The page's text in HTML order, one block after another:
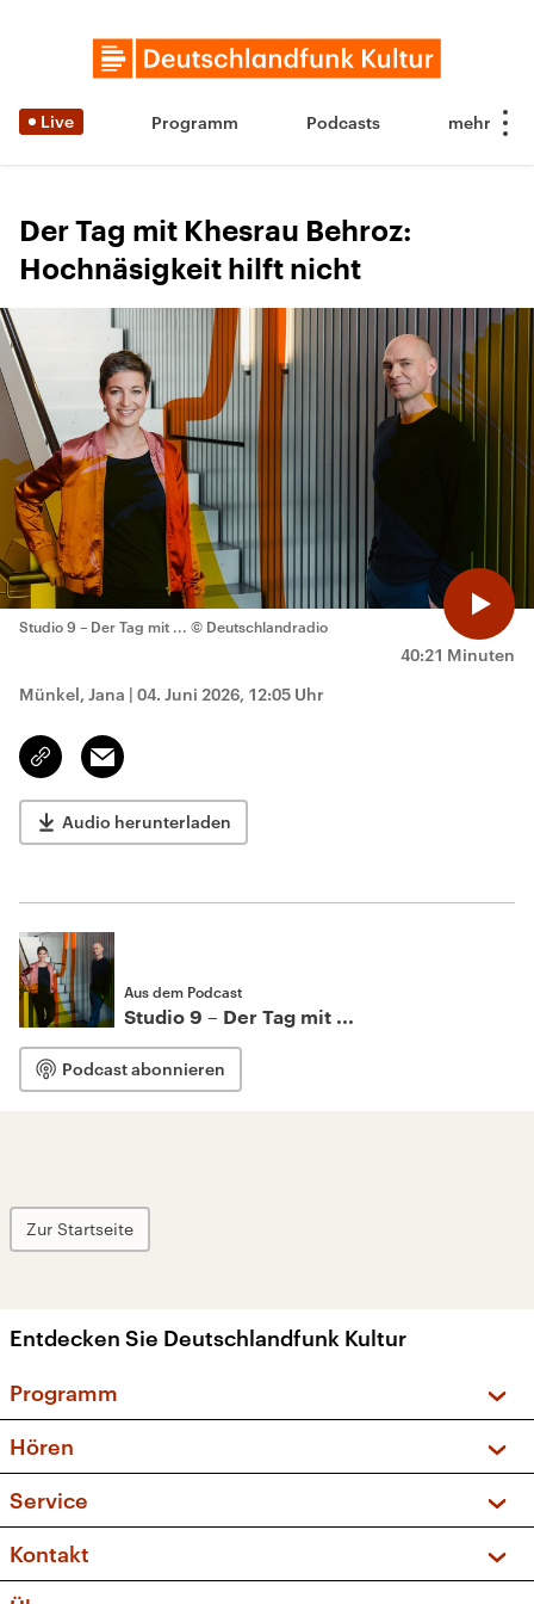
Live Programm Podcasts
Der Tag mit Khesrau Behroz:
Hochnäsigkeit hilft nicht
40:21 Minuten
Studio 9 – Der Tag mit ... © Deutschlandradio
Münkel, Jana | 04. Juni 2026, 12:05 Uhr
Link
kopieren/teilen
Email
Audio herunterladen
Aus dem Podcast
Studio 9 – Der Tag mit ...
Podcast abonnieren
Zur Startseite
Entdecken Sie Deutschlandfunk Kultur
Programm
Sendungen und Podcasts
Musikliste
Kakadu – Das Kinderprogramm
Hören
Frequenzen (UKW + DAB+)
Service
FAQ
Apps
Kontakt